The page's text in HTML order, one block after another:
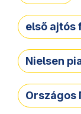
első ajtós
Nielsen
Országos